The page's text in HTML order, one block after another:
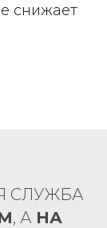
снижает
СЛУЖБА
, А НА